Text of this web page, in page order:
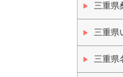
三重県
三重県
三重県